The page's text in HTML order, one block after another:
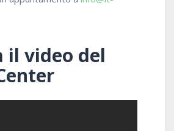
il video del